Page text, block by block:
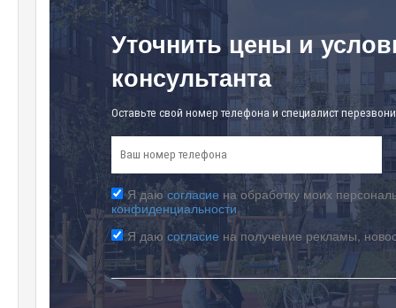
Уточнить цены и
консультанта
Оставьте свой номер телефона и специалист
Я даюсогласие на обработку моих
конфиденциальности
Я даю согласие на получение рекламы,